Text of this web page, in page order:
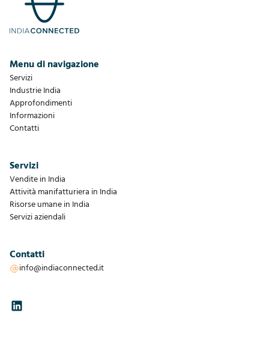
Menu di navigazione
Servizi
Industrie India
Approfondimenti
Informazioni
Contatti
Servizi
Vendite in India
Attività manifatturiera in India
Risorse umane in India
Servizi aziendali
Contatti
info@indiaconnected.it